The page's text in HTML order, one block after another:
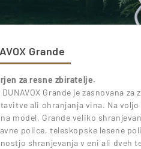
Grande
za resne zbiratelje.
DUNAVOX Grande je zasnovana
ali ohranjanja vina. Na
model, Grande veliko
police, teleskopske lesene
shranjevanja v eni ali dveh